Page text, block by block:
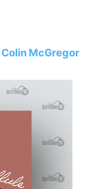
Colin McGregor